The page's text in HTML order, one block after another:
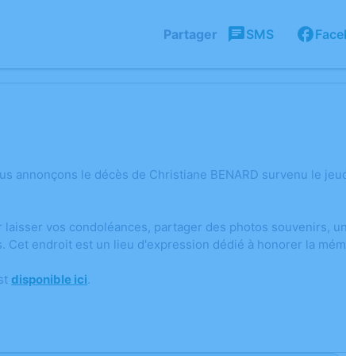
Partager SMS
annonçons le décès de Christiane BENARD survenu le
vos condoléances, partager des photos souvenirs,
endroit est un lieu d'expression dédié à honorer la
disponible ici.